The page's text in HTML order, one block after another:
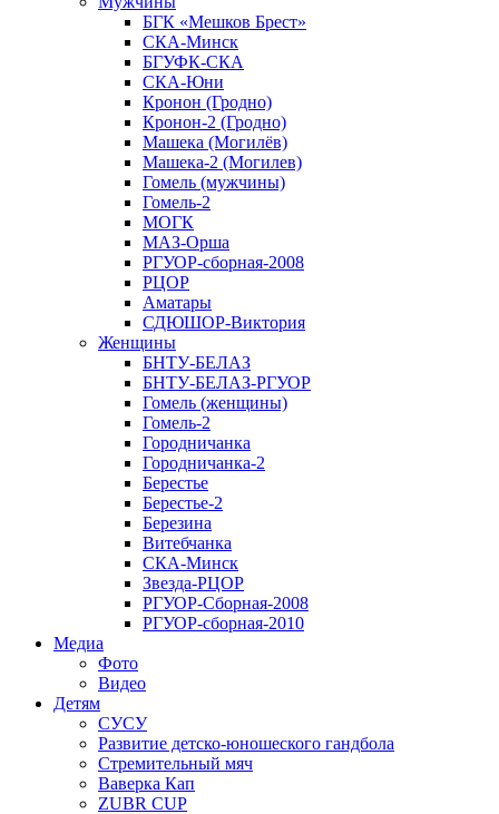
БГК «Мешков Брест»
СКА-Минск
БГУФК-СКА
СКА-Юни
Кронон (Гродно)
Кронон-2 (Гродно)
Машека (Могилёв)
Машека-2 (Могилев)
Гомель (мужчины)
Гомель-2
МОГК
МАЗ-Орша
РГУОР-сборная-2008
РЦОР
Аматары
СДЮШОР-Виктория
Женщины
БНТУ-БЕЛАЗ
БНТУ-БЕЛАЗ-РГУОР
Гомель (женщины)
Гомель-2
Городничанка
Городничанка-2
Берестье
Берестье-2
Березина
Витебчанка
СКА-Минск
Звезда-РЦОР
РГУОР-Сборная-2008
РГУОР-сборная-2010
Медиа
Фото
Видео
Детям
СУСУ
Развитие детско-юношеского гандбола
Стремительный мяч
Ваверка Кап
ZUBR CUP